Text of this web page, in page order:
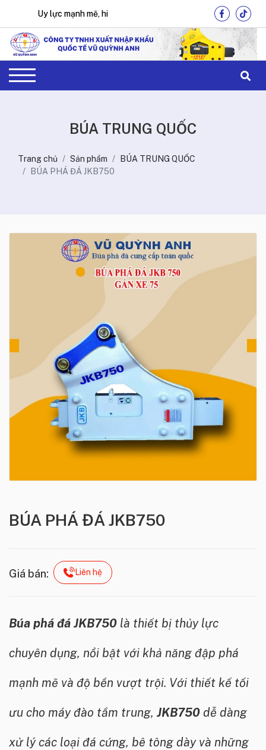
Uy lực mạnh mẽ, hiệu quả tối ưu !
BÚA TRUNG QUỐC
Trang chủ Sản phẩm
BÚA TRUNG QUỐC
BÚA PHÁ ĐÁ JKB750
BÚA PHÁ ĐÁ JKB750
Giá bán: Liên hệ
Búa phá đá JKB750 là thiết bị thủy lực
chuyên dụng, nổi bật với khả năng đập phá
mạnh mẽ và độ bền vượt trội. Với thiết kế tối
ưu cho máy đào tầm trung, JKB750 dễ dàng
xử lý các loại đá cứng, bê tông dày và những